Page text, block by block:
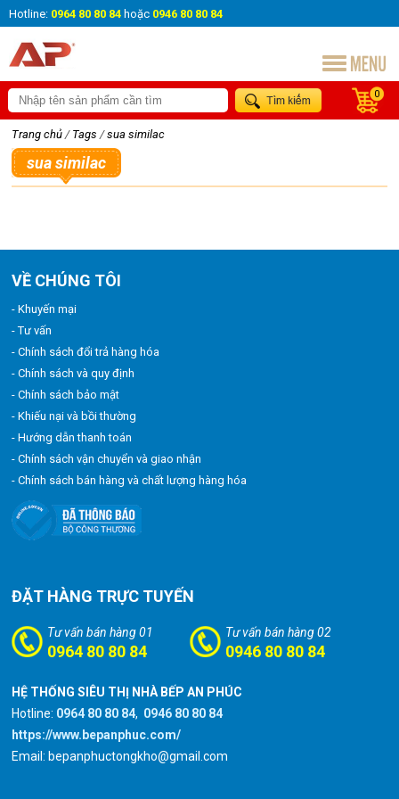
Hotline: 0964 80 80 84 hoặc 0946 80 80 84
0
Trang chủ / Tags / sua similac
sua similac
VỀ CHÚNG TÔI
- Khuyến mại
- Tư vấn
- Chính sách đổi trả hàng hóa
- Chính sách và quy định
- Chính sách bảo mật
- Khiếu nại và bồi thường
- Hướng dẫn thanh toán
- Chính sách vận chuyển và giao nhận
- Chính sách bán hàng và chất lượng hàng hóa
ĐẶT HÀNG TRỰC TUYẾN
Tư vấn bán hàng 01
0964 80 80 84
Tư vấn bán hàng 02
0946 80 80 84
HỆ THỐNG SIÊU THỊ NHÀ BẾP AN PHÚC
Hotline: 0964 80 80 84, 0946 80 80 84
https://www.bepanphuc.com/
Email: bepanphuctongkho@gmail.com